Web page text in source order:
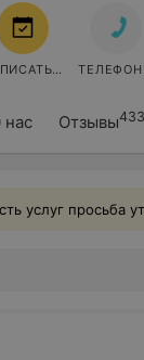
нас Отзывы433
услуг просьба